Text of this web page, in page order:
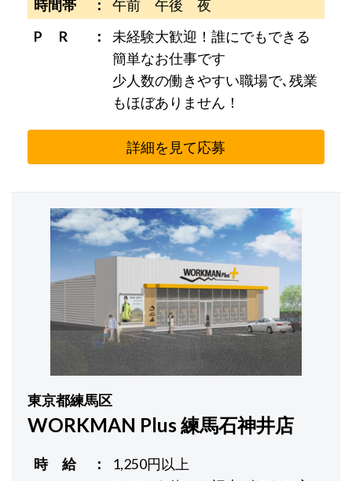
時間帯
午前 午後 夜
P R
未経験大歓迎！誰にでもできる
簡単なお仕事です
少人数の働きやすい職場で､残業
もほぼありません！
詳細を見て応募
東京都練馬区
WORKMAN Plus 練馬石神井店
時 給
1,250円以上